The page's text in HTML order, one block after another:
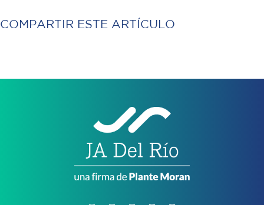
COMPARTIR ESTE ARTÍCULO